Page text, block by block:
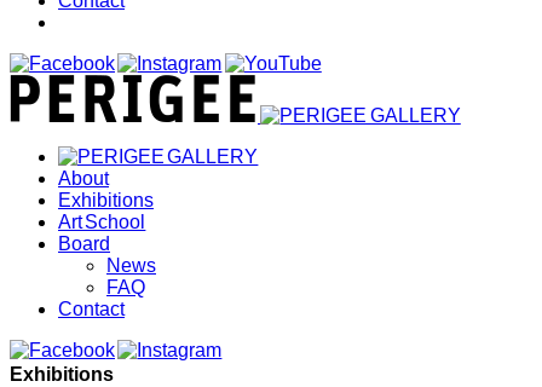
About
Exhibitions
Art School
Board
News
FAQ
Contact
Exhibitions